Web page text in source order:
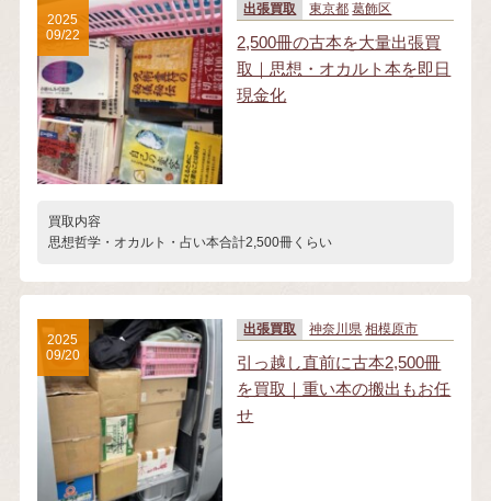
出張買取 東京都 葛飾区
2,500冊の古本を大量出張買
取｜思想・オカルト本を即日
現金化
買取内容
思想哲学・オカルト・占い本合計2,500冊くらい
2025
09/22
出張買取 神奈川県 相模原市
引っ越し直前に古本2,500冊
を買取｜重い本の搬出もお任
せ
2025
09/20